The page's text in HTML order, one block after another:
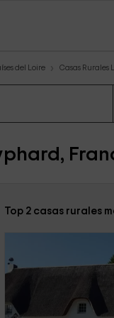
del Loire Casas Rurales
Top 2 casas rurales